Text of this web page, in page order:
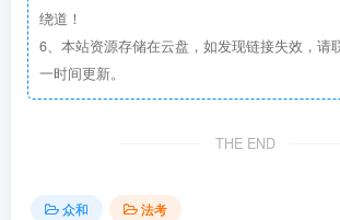
绕道！
6、本站资源存储在云盘，如发现链接失效，请
一时间更新。
THE END
众和 法考